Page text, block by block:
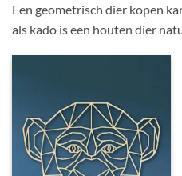
Een geometrisch dier kopen
als kado is een houten dier